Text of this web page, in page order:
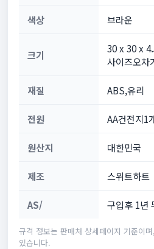
색상 브라운
크기
30 x 30 x
사이즈오차
재질 ABS,유리
전원 AA건전지1
원산지 대한민국
제조 스위트하트
AS/ 구입후 1년
규격 정보는 판매처 상세페이지 기준이
있습니다.